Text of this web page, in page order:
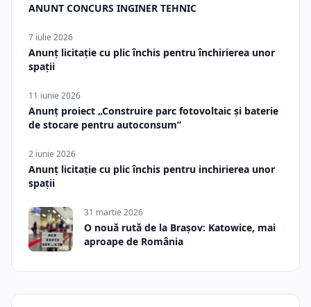
ANUNT CONCURS INGINER TEHNIC
7 iulie 2026
Anunț licitație cu plic închis pentru închirierea unor
spații
11 iunie 2026
Anunț proiect „Construire parc fotovoltaic și baterie
de stocare pentru autoconsum”
2 iunie 2026
Anunț licitație cu plic închis pentru inchirierea unor
spații
31 martie 2026
O nouă rută de la Brașov: Katowice, mai
aproape de România